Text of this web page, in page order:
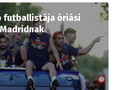
futballistája óriási